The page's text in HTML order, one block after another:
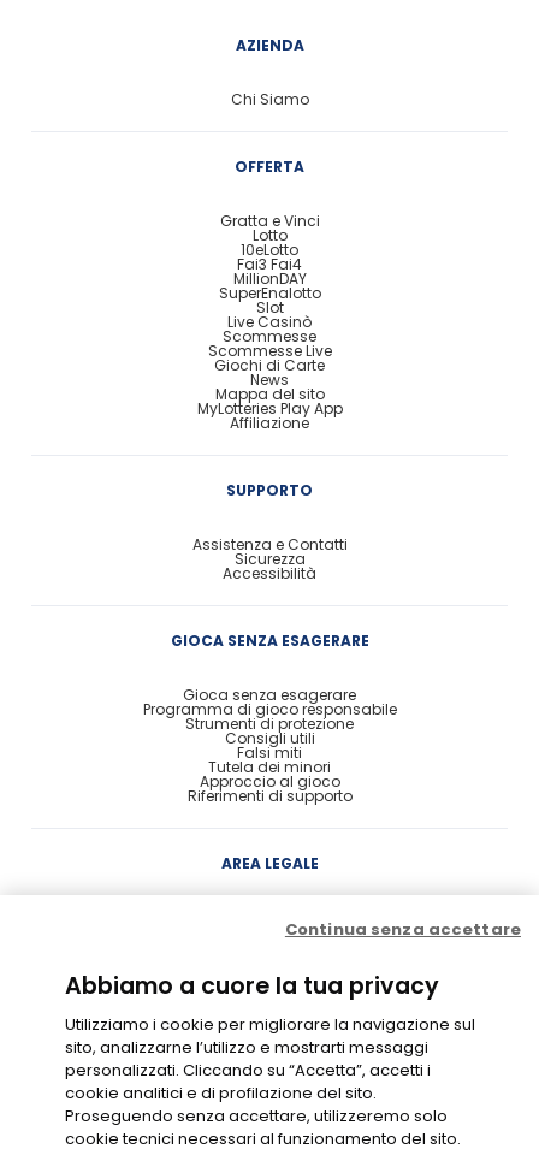
AZIENDA
Chi Siamo
OFFERTA
Gratta e Vinci
Lotto
10eLotto
Fai3 Fai4
MillionDAY
SuperEnalotto
Slot
Live Casinò
Scommesse
Scommesse Live
Giochi di Carte
News
Mappa del sito
MyLotteries Play App
Affiliazione
SUPPORTO
Assistenza e Contatti
Sicurezza
Accessibilità
GIOCA SENZA ESAGERARE
Gioca senza esagerare
Programma di gioco responsabile
Strumenti di protezione
Consigli utili
Falsi miti
Tutela dei minori
Approccio al gioco
Riferimenti di supporto
AREA LEGALE
Contratto di Conto Gioco
Privacy
Cookie Policy
Codice di Condotta
Gestione Cookie
GIOCO RESPONSABILE
Abbiamo a cuore la tua privacy
Utilizziamo i cookie per migliorare la navigazione sul
sito, analizzarne l’utilizzo e mostrarti messaggi
personalizzati. Cliccando su “Accetta”, accetti i
cookie analitici e di profilazione del sito.
Proseguendo senza accettare, utilizzeremo solo
cookie tecnici necessari al funzionamento del sito.
Continua senza accettare